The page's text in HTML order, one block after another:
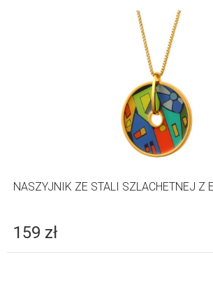
NASZYJNIK ZE STALI SZLACHETNEJ Z
159 zł